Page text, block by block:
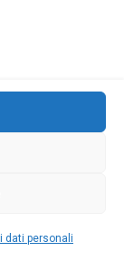
dati personaliMENU